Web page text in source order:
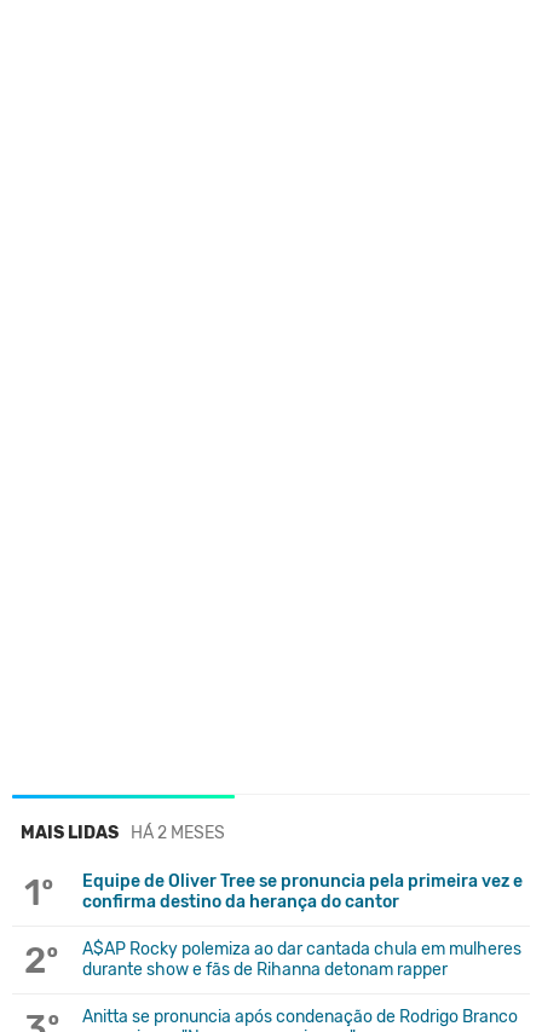
MAIS LIDAS HÁ 2 MESES
1º
Equipe de Oliver Tree se pronuncia pela primeira vez e
confirma destino da herança do cantor
2º
A$AP Rocky polemiza ao dar cantada chula em mulheres
durante show e fãs de Rihanna detonam rapper
Anitta se pronuncia após condenação de Rodrigo Branco